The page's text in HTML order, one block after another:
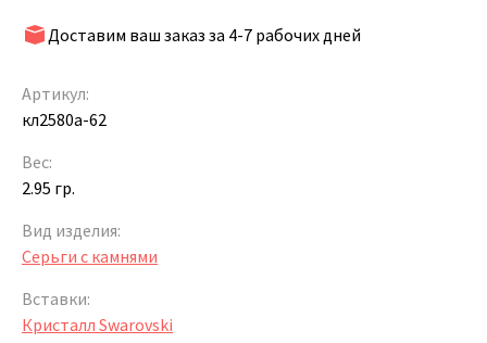
Доставим ваш заказ за 4-7 рабочих дней
Артикул:
кл2580а-62
Вес:
2.95 гр.
Вид изделия:
Серьги с камнями
Вставки:
Кристалл Swarovski